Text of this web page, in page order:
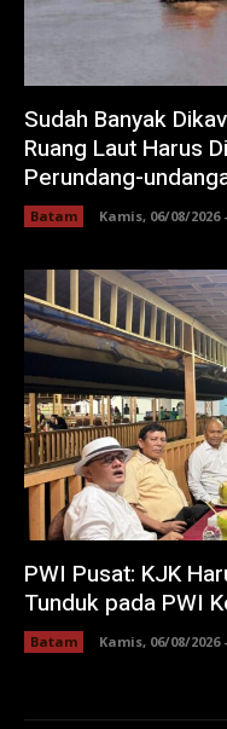
Sudah Banyak
Ruang Laut Harus
Perundang-
Batam Kamis, 06/08/2026
PWI Pusat: KJK
Tunduk pada PWI
Batam Kamis, 06/08/2026